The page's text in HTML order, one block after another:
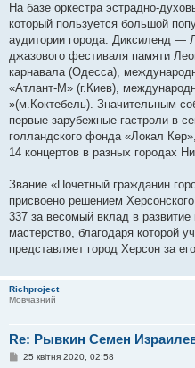
На базе оркестра эстрадно-
который пользуется большой
аудитории города. Диксиленд —
джазового фестиваля памяти
карнавала (Одесса),
«Атлант-М» (г.Киев),
»(м.Коктебель). Значительным
первые зарубежные гастроли в
голландского фонда «Локал
14 концертов в разных городах
Звание «Почетный гражданин
присвоено решением
337 за весомый вклад в развитие
мастерство, благодаря которой
представляет город Херсон за
Richproject
Мовчазний
Re: Рывкин Семен
П25 квітня 2020, 02:58